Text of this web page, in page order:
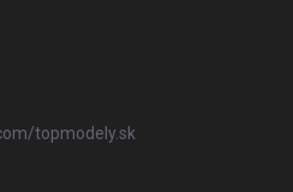
topmodely.sk